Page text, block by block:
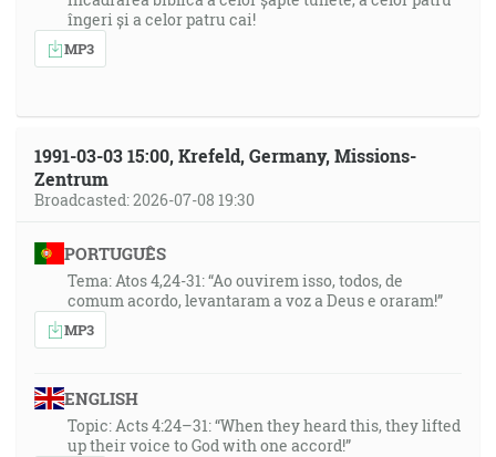
îngeri și a celor patru cai!
MP3
1991-03-03 15:00, Krefeld, Germany, Missions-
Zentrum
Broadcasted: 2026-07-08 19:30
PORTUGUÊS
Tema: Atos 4,24-31: “Ao ouvirem isso, todos, de
comum acordo, levantaram a voz a Deus e oraram!”
MP3
ENGLISH
Topic: Acts 4:24–31: “When they heard this, they lifted
up their voice to God with one accord!”